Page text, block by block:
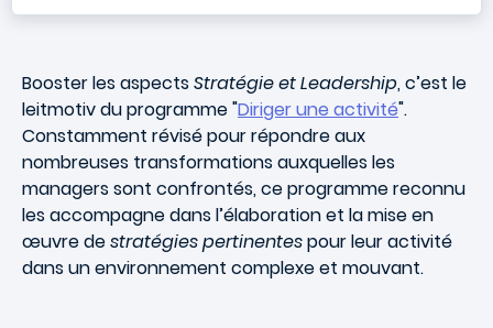
Booster les aspectsStratégie et Leadership, c’est le
leitmotiv du programme "Diriger une activité".
Constamment révisé pour répondre aux
nombreuses transformations auxquelles les
managers sont confrontés, ce programme reconnu
les accompagne dans l’élaboration et la mise en
œuvre destratégies pertinentespour leur activité
dans un environnement complexe et mouvant.